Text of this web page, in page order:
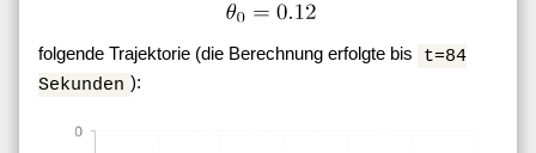
folgende Trajektorie (die Berechnung erfolgte bis
t=84
Sekunden ):